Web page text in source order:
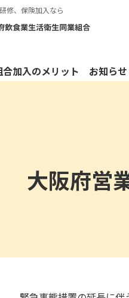
修、保険加入なら
合加入のメリット お知らせ
大阪府営